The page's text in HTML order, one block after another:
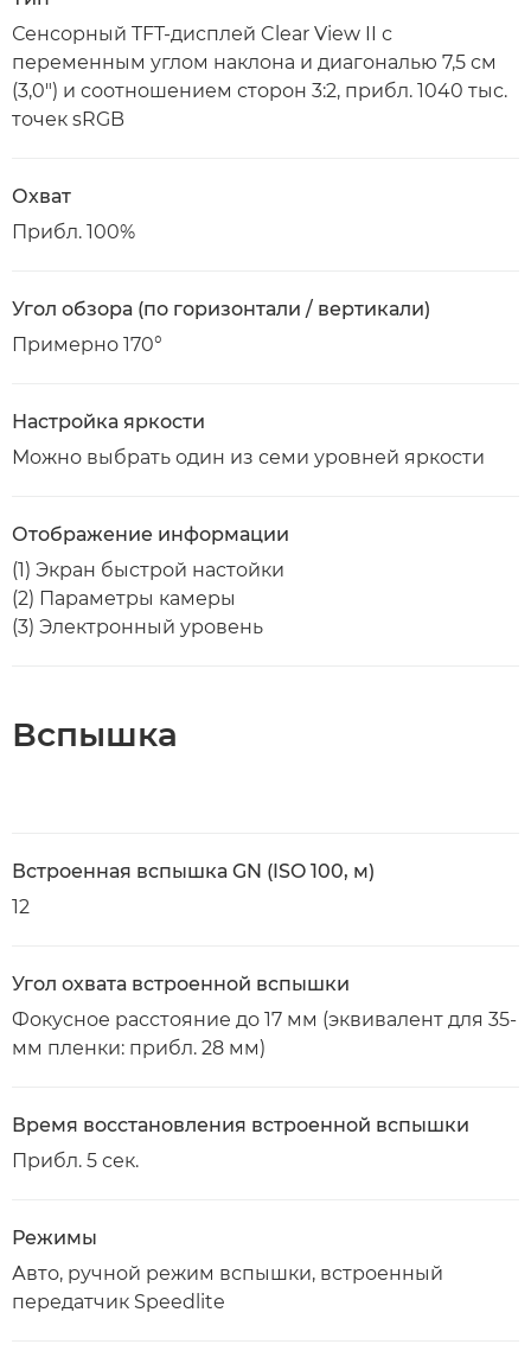
Сенсорный TFT-дисплей Clear View II с
переменным углом наклона и диагональю 7,5 см
(3,0") и соотношением сторон 3:2, прибл. 1040 тыс.
точек sRGB
Охват
Прибл. 100%
Угол обзора (по горизонтали / вертикали)
Примерно 170°
Настройка яркости
Можно выбрать один из семи уровней яркости
Отображение информации
(1) Экран быстрой настойки
(2) Параметры камеры
(3) Электронный уровень
Вспышка
Встроенная вспышка GN (ISO 100, м)
12
Угол охвата встроенной вспышки
Фокусное расстояние до 17 мм (эквивалент для 35-
мм пленки: прибл. 28 мм)
Время восстановления встроенной вспышки
Прибл. 5 сек.
Режимы
Авто, ручной режим вспышки, встроенный
передатчик Speedlite